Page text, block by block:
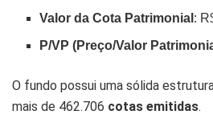
Valor da Cota Patrimonial :
P/VP (Preço/Valor
O fundo possui uma sólida
mais de 462.706 cotas emitidas.